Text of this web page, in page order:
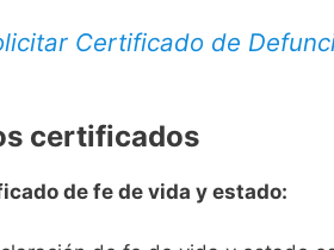
Certificado de
certificados
de fe de vida y estado: